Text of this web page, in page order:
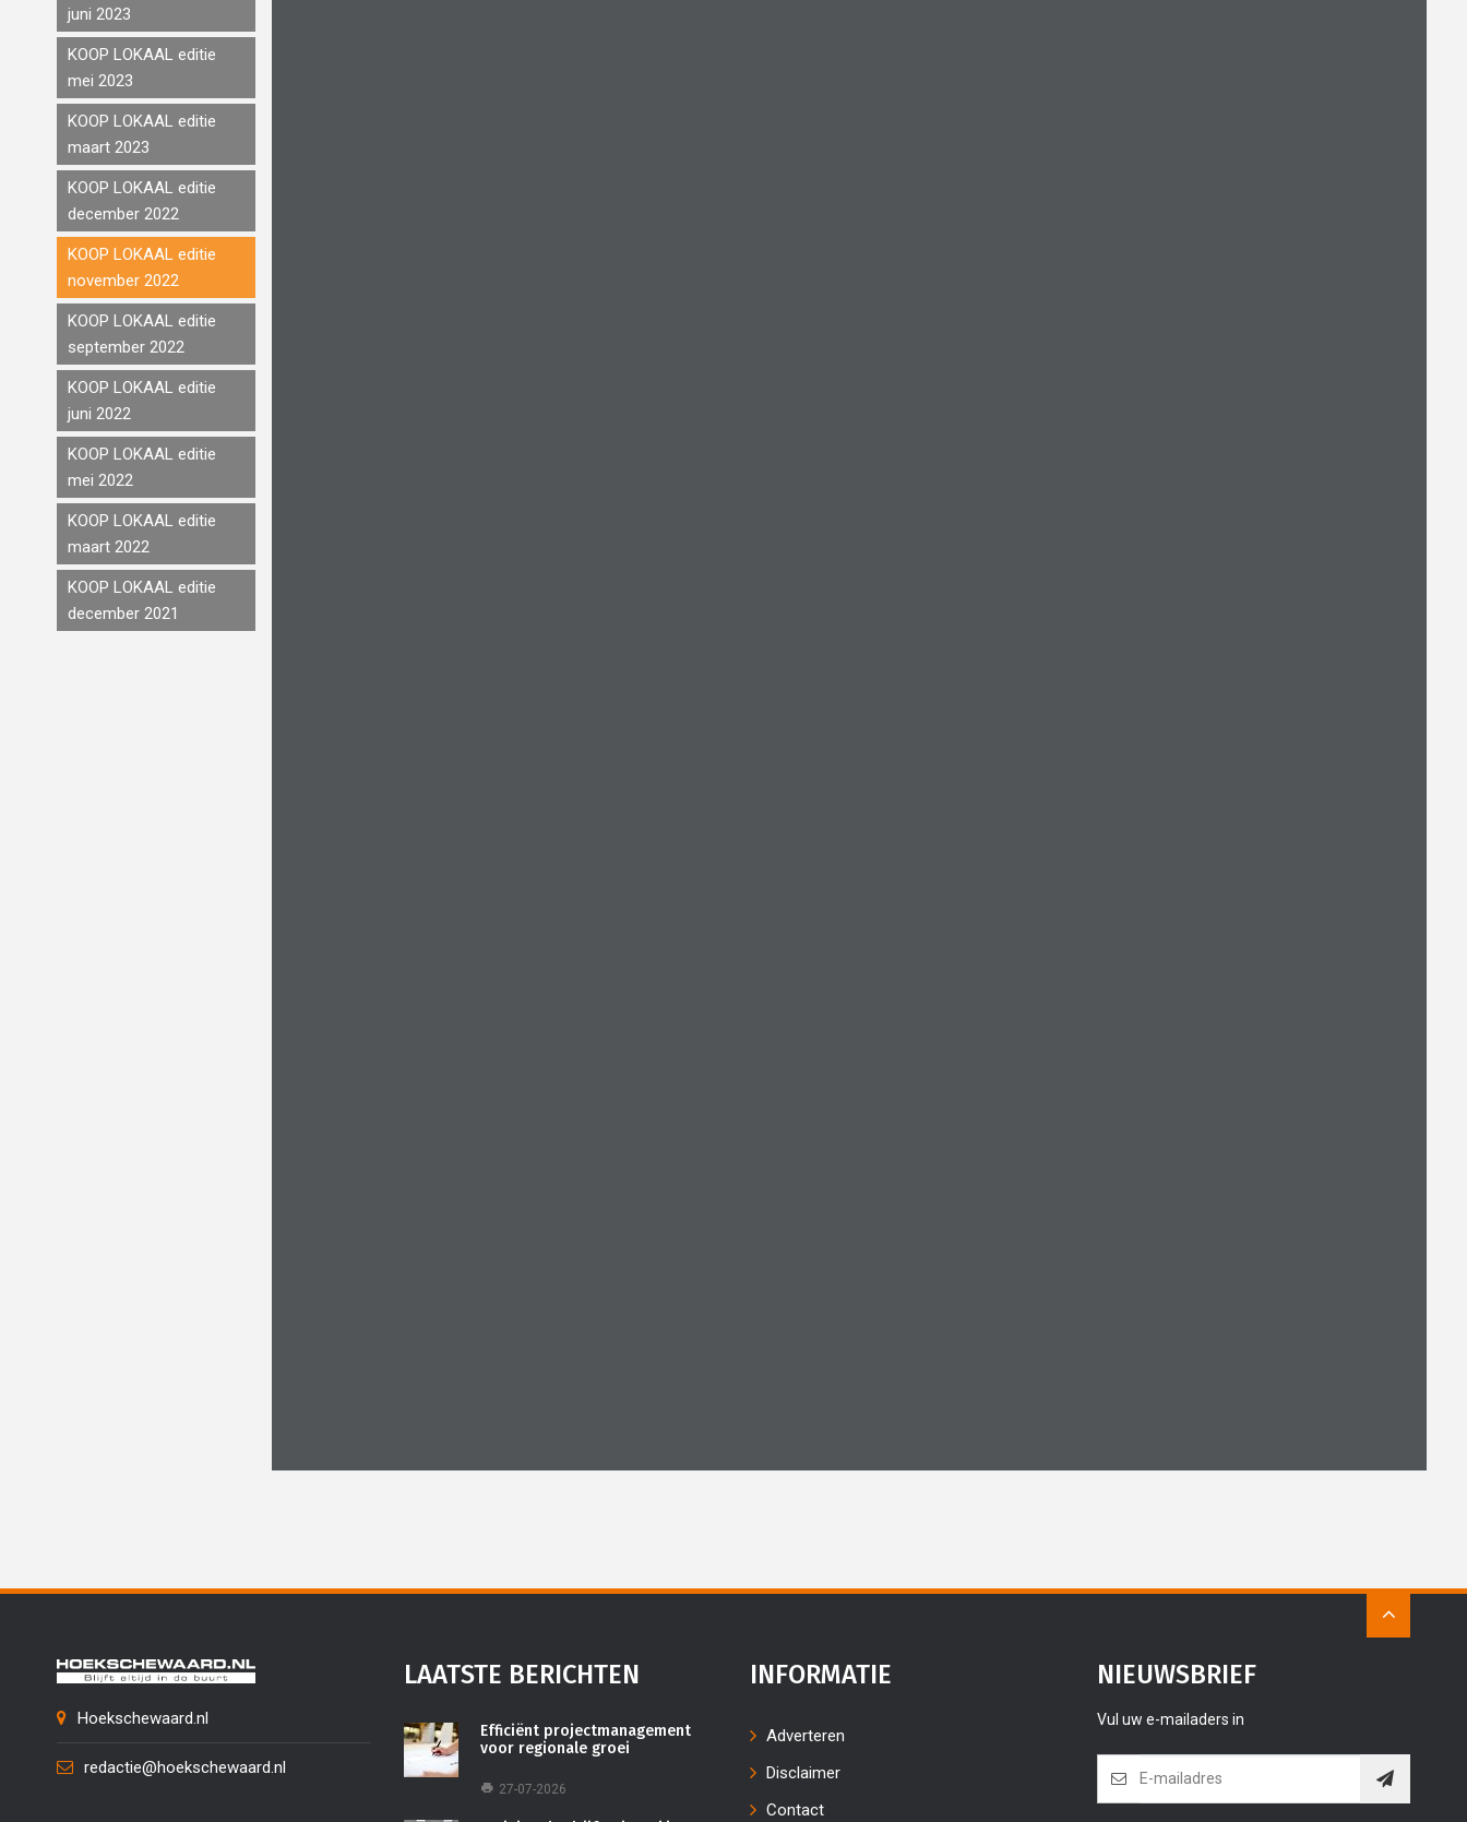
juni 2023
KOOP LOKAAL editie
mei 2023
KOOP LOKAAL editie
maart 2023
KOOP LOKAAL editie
december 2022
KOOP LOKAAL editie
november 2022
KOOP LOKAAL editie
september 2022
KOOP LOKAAL editie
juni 2022
KOOP LOKAAL editie
mei 2022
KOOP LOKAAL editie
maart 2022
KOOP LOKAAL editie
december 2021
Hoekschewaard.nl
redactie@hoekschewaard.nl
LAATSTE BERICHTEN
Efficiënt projectmanagement
voor regionale groei
27-07-2026
INFORMATIE
Adverteren
Disclaimer
Contact
NIEUWSBRIEF
Vul uw e-mailaders in